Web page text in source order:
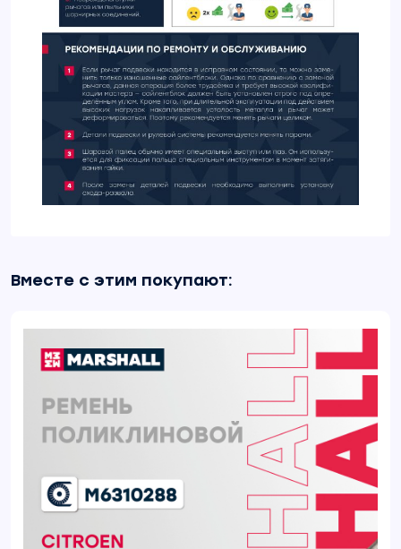
Вместе с этим покупают: